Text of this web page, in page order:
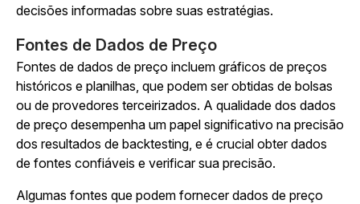
decisões informadas sobre suas estratégias.
Fontes de Dados de Preço
Fontes de dados de preço incluem gráficos de preços
históricos e planilhas, que podem ser obtidas de bolsas
ou de provedores terceirizados. A qualidade dos dados
de preço desempenha um papel significativo na precisão
dos resultados de backtesting, e é crucial obter dados
de fontes confiáveis e verificar sua precisão.
Algumas fontes que podem fornecer dados de preço